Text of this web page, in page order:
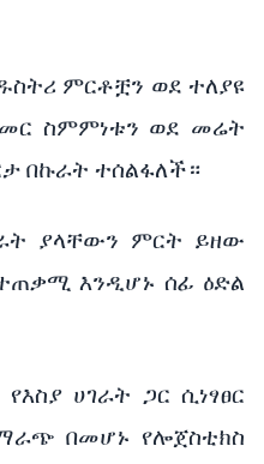
ምርቶቿን ወደ ተለያዩ
ስምምነቱን ወደ መሬት
በኩራት ተሰልፋለች።
ያላቸውን ምርት ይዘው
እንዲሆኑ ሰፊ ዕድል
ሀገራት ጋር ሲነፃፀር
በመሆኑ የሎጀስቲክስ